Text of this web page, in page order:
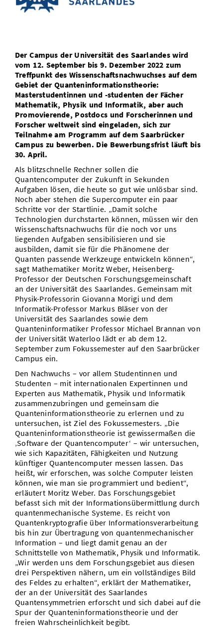
Vom Studium in den Beruf
Study Scheduler
Bibliothek
Start-ups
IT-Themenabend
Ranking
SIC Merchandise
SIC Podcast
Termine, Vorträge und Veranstaltungen
Alumni
Der Campus der Universität des Saarlandes wird
vom 12. September bis 9. Dezember 2022 zum
Treffpunkt des Wissenschaftsnachwuchses auf dem
Gebiet der Quanteninformationstheorie:
Masterstudentinnen und -studenten der Fächer
Mathematik, Physik und Informatik, aber auch
Promovierende, Postdocs und Forscherinnen und
Forscher weltweit sind eingeladen, sich zur
Teilnahme am Programm auf dem Saarbrücker
Campus zu bewerben. Die Bewerbungsfrist läuft bis
30. April.
Als blitzschnelle Rechner sollen die
Quantencomputer der Zukunft in Sekunden
Aufgaben lösen, die heute so gut wie unlösbar sind.
Noch aber stehen die Supercomputer ein paar
Schritte vor der Startlinie. „Damit solche
Technologien durchstarten können, müssen wir den
Wissenschaftsnachwuchs für die noch vor uns
liegenden Aufgaben sensibilisieren und sie
ausbilden, damit sie für die Phänomene der
Quanten passende Werkzeuge entwickeln können“,
sagt Mathematiker Moritz Weber, Heisenberg-
Professor der Deutschen Forschungsgemeinschaft
an der Universität des Saarlandes. Gemeinsam mit
Physik-Professorin Giovanna Morigi und dem
Informatik-Professor Markus Bläser von der
Universität des Saarlandes sowie dem
Quanteninformatiker Professor Michael Brannan von
der Universität Waterloo lädt er ab dem 12.
September zum Fokussemester auf den Saarbrücker
Campus ein.
Den Nachwuchs – vor allem Studentinnen und
Studenten – mit internationalen Expertinnen und
Experten aus Mathematik, Physik und Informatik
zusammenzubringen und gemeinsam die
Quanteninformationstheorie zu erlernen und zu
untersuchen, ist Ziel des Fokussemesters. „Die
Quanteninformationstheorie ist gewissermaßen die
‚Software der Quantencomputer‘ – wir untersuchen,
wie sich Kapazitäten, Fähigkeiten und Nutzung
künftiger Quantencomputer messen lassen. Das
heißt, wir erforschen, was solche Computer leisten
können, wie man sie programmiert und bedient“,
erläutert Moritz Weber. Das Forschungsgebiet
befasst sich mit der Informationsübermittlung durch
quantenmechanische Systeme. Es reicht von
Quantenkryptografie über Informationsverarbeitung
bis hin zur Übertragung von quantenmechanischer
Information – und liegt damit genau an der
Schnittstelle von Mathematik, Physik und Informatik.
„Wir werden uns dem Forschungsgebiet aus diesen
drei Perspektiven nähern, um ein vollständiges Bild
des Feldes zu erhalten“, erklärt der Mathematiker,
der an der Universität des Saarlandes
Quantensymmetrien erforscht und sich dabei auf die
Spur der Quanteninformationstheorie und der
freien Wahrscheinlichkeit begibt.